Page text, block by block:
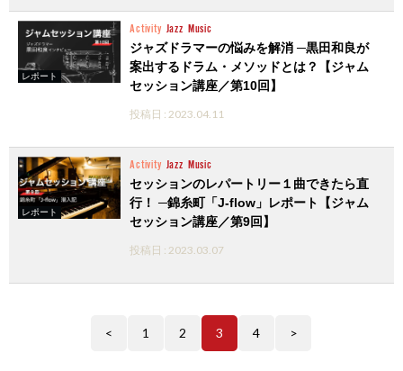
レポート
Activity Jazz Music
ジャズドラマーの悩みを解消 ─黒田和良が
案出するドラム・メソッドとは？【ジャム
セッション講座／第10回】
投稿日 : 2023.04.11
レポート
Activity Jazz Music
セッションのレパートリー１曲できたら直
行！ ─錦糸町「J-flow」レポート【ジャム
セッション講座／第9回】
投稿日 : 2023.03.07
< 1 2 3 4 >